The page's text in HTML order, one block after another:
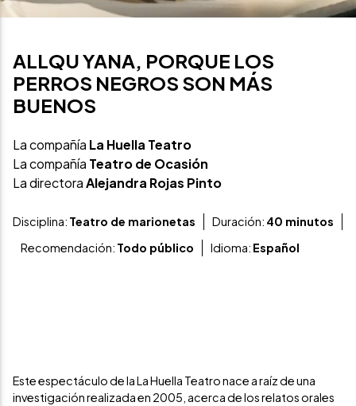
ALLQU YANA, PORQUE LOS
PERROS NEGROS SON MÁS
BUENOS
La compañía La Huella Teatro
La compañía Teatro de Ocasión
La directoraAlejandra Rojas Pinto
Disciplina: Teatro de marionetas Duración: 40 minutos
Recomendación: Todo público Idioma: Español
Este espectáculo de la La Huella Teatro nace a raíz de una
investigación realizada en 2005, acerca de los relatos orales